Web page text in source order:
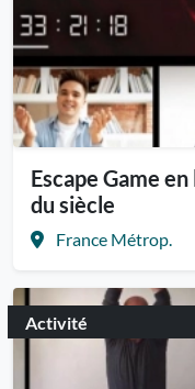
Escape Game
du siècle
France Métrop.
Activité